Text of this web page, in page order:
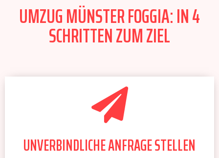
UMZUG MÜNSTER FOGGIA: IN 4
SCHRITTEN ZUM ZIEL
UNVERBINDLICHE ANFRAGE STELLEN